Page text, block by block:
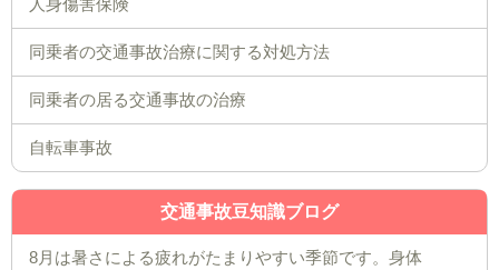
人身傷害保険
同乗者の交通事故治療に関する対処方法
同乗者の居る交通事故の治療
自転車事故
交通事故豆知識ブログ
8月は暑さによる疲れがたまりやすい季節です。身体